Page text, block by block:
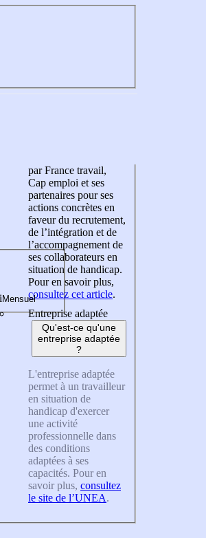
par France travail,
Cap emploi et ses
partenaires pour ses
actions concrètes en
faveur du recrutement,
de l’intégration et de
l’accompagnement de
ses collaborateurs en
situation de handicap.
Pour en savoir plus,
consultez cet article.
Entreprise adaptée
Qu'est-ce qu'une
entreprise adaptée
?
L'entreprise adaptée
permet à un travailleur
en situation de
handicap d'exercer
une activité
professionnelle dans
des conditions
adaptées à ses
capacités. Pour en
savoir plus, consultez
le site de l’UNEA.